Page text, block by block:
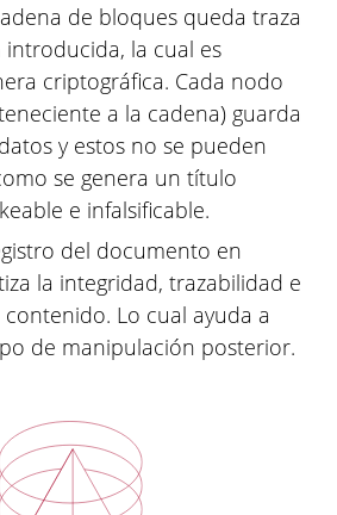
de bloques queda traza
la cual es
criptográfica. Cada nodo
a la cadena) guarda
y estos no se pueden
se genera un título
e infalsificable.
del documento en
la integridad, trazabilidad e
Lo cual ayuda a
de manipulación posterior.